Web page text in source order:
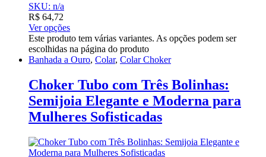
SKU: n/a
R$ 64,72
Ver opções
Este produto tem várias variantes. As opções podem ser
escolhidas na página do produto
Banhada a Ouro, Colar, Colar Choker
Choker Tubo com Três Bolinhas:
Semijoia Elegante e Moderna para
Mulheres Sofisticadas